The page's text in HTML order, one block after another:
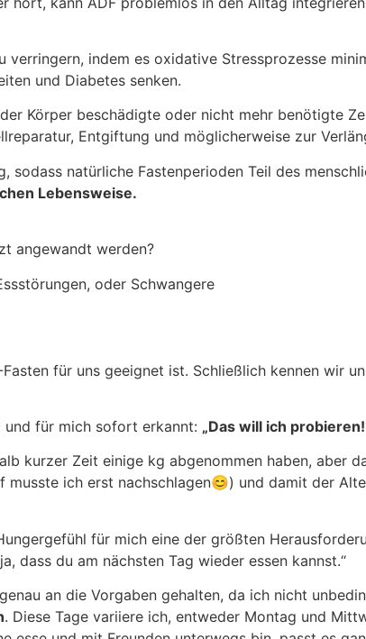
verringern, indem es oxidative Stressprozesse
und Diabetes senken.
Körper beschädigte oder nicht mehr benötigte
Entgiftung und möglicherweise zur
natürliche Fastenperioden Teil des
Lebensweise.
angewandt werden?
oder Schwangere
für uns geeignet ist. Schließlich kennen wir
und für mich sofort erkannt: „Das will ich
kurzer Zeit einige kg abgenommen haben, aber
musste ich erst nachschlagen😊) und damit der
für mich eine der größten
dass du am nächsten Tag wieder essen kannst.“
an die Vorgaben gehalten, da ich nicht
. Diese Tage variiere ich, entweder Montag und